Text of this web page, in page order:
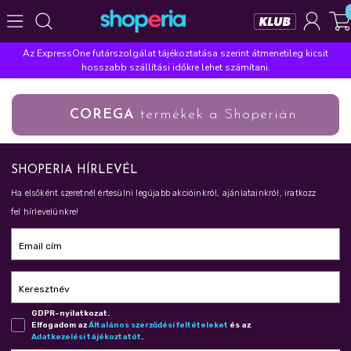
Népszerű kategóriák
Szépségápolás Élelmiszer Mosás Mosogatás
Takarítás Baba-mama Háztartás
Pampers Lenor
Népszerű keresések
Az ExpressOne futárszolgálat tájékoztatása szerint átmenetileg kicsit
hosszabb szállítási időkre lehet számítani.
COREGA termékek a Shoperián
SHOPERIA HÍRLEVÉL
Ha elsőként szeretnél értesülni legújabb akcióinkról, ajánlatainkról, iratkozz
fel hírlevelünkre!
Email cím
Keresztnév
GDPR-nyilatkozat.
Elfogadom azÁl­ta­lá­nos szer­ző­dé­si fel­té­te­le­ket és az
Adat­ke­ze­lé­si tá­jé­koz­ta­tót.